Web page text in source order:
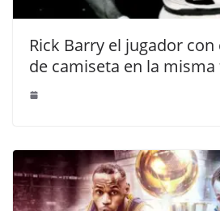
Rick Barry el jugador
de camiseta en la